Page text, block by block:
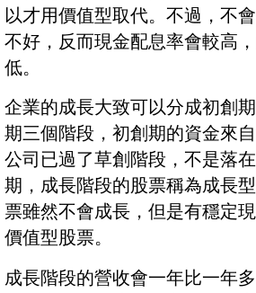
以才用價值型取代。不過，不
不好，反而現金配息率會較高
低。
企業的成長大致可以分成初創
期三個階段，初創期的資金來
公司已過了草創階段，不是落
期，成長階段的股票稱為成長
票雖然不會成長，但是有穩定
價值型股票。
成長階段的營收會一年比一年